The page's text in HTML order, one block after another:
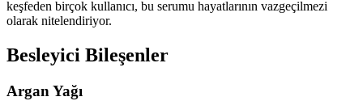
keşfeden birçok kullanıcı, bu serumu hayatlarının vazgeçilmezi
olarak nitelendiriyor.
Besleyici Bileşenler
Argan Yağı